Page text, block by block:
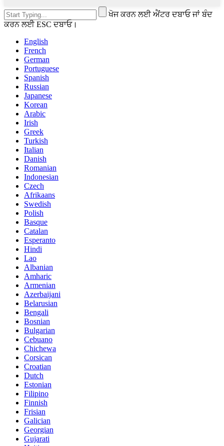
ਖੋਜ ਕਰਨ ਲਈ ਐਂਟਰ ਦਬਾਓ ਜਾਂ ਬੰਦ
ਕਰਨ ਲਈ ESC ਦਬਾਓ।
English
French
German
Portuguese
Spanish
Russian
Japanese
Korean
Arabic
Irish
Greek
Turkish
Italian
Danish
Romanian
Indonesian
Czech
Afrikaans
Swedish
Polish
Basque
Catalan
Esperanto
Hindi
Lao
Albanian
Amharic
Armenian
Azerbaijani
Belarusian
Bengali
Bosnian
Bulgarian
Cebuano
Chichewa
Corsican
Croatian
Dutch
Estonian
Filipino
Finnish
Frisian
Galician
Georgian
Gujarati